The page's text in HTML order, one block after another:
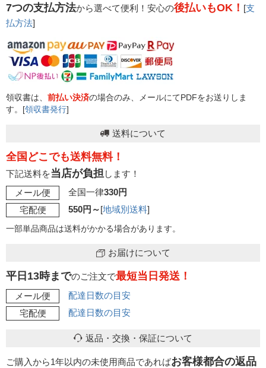
7つの支払方法から選べて便利！安心の後払いもOK！ [支
払方法]
領収書は、 前払い決済の場合のみ、メールにてPDFをお送りしま
す。[領収書発行]
送料について
全国どこでも送料無料！
下記送料を当店が負担 します！
メール便
全国一律330円
宅配便
550円～[地域別送料]
一部単品商品は送料がかかる場合があります。
お届けについて
平日13時までのご注文で最短当日発送！
メール便
配達日数の目安
宅配便
配達日数の目安
返品・交換・保証について
ご購入から1年以内の未使用商品であればお客様都合の返品